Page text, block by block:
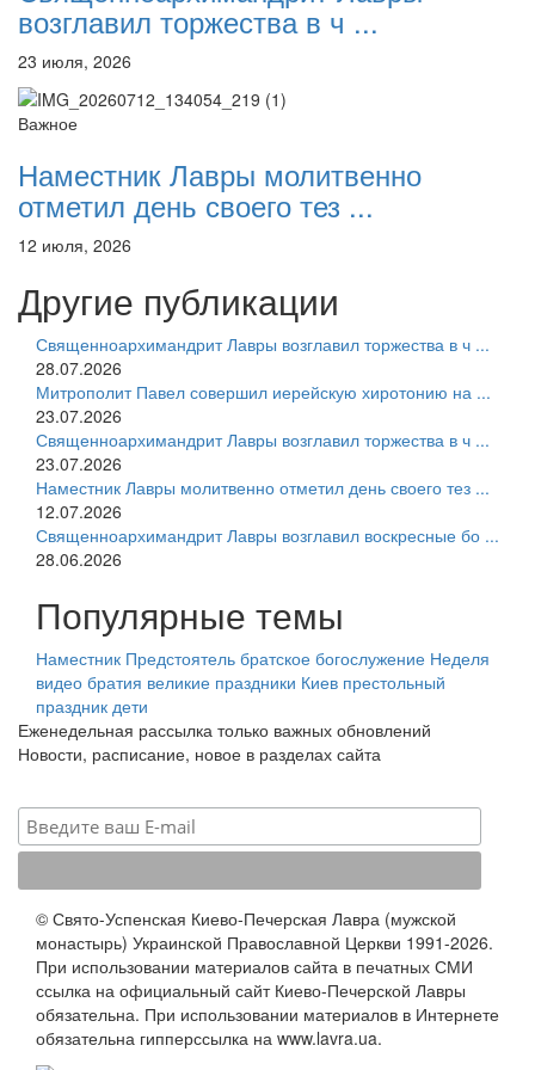
возглавил торжества в ч ...
23 июля, 2026
Важное
Наместник Лавры молитвенно
отметил день своего тез ...
12 июля, 2026
Другие публикации
Священноархимандрит Лавры возглавил торжества в ч ...
28.07.2026
Митрополит Павел совершил иерейскую хиротонию на ...
23.07.2026
Священноархимандрит Лавры возглавил торжества в ч ...
23.07.2026
Наместник Лавры молитвенно отметил день своего тез ...
12.07.2026
Священноархимандрит Лавры возглавил воскресные бо ...
28.06.2026
Популярные темы
Наместник Предстоятель братское богослужение Неделя
видео братия великие праздники Киев престольный
праздник дети
Еженедельная рассылка только важных обновлений
Новости, расписание, новое в разделах сайта
© Свято-Успенская Киево-Печерская Лавра (мужской
монастырь) Украинской Православной Церкви 1991-2026.
При использовании материалов сайта в печатных СМИ
ссылка на официальный сайт Киево-Печерской Лавры
обязательна. При использовании материалов в Интернете
обязательна гипперссылка на www.lavra.ua.